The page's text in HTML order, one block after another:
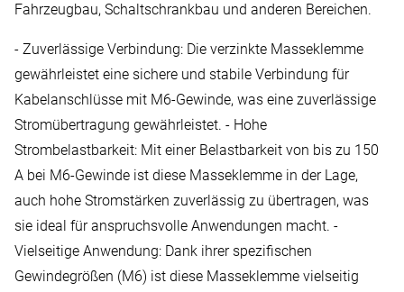
Fahrzeugbau, Schaltschrankbau und anderen Bereichen.
- Zuverlässige Verbindung: Die verzinkte Masseklemme
gewährleistet eine sichere und stabile Verbindung für
Kabelanschlüsse mit M6-Gewinde, was eine zuverlässige
Stromübertragung gewährleistet. - Hohe
Strombelastbarkeit: Mit einer Belastbarkeit von bis zu 150
A bei M6-Gewinde ist diese Masseklemme in der Lage,
auch hohe Stromstärken zuverlässig zu übertragen, was
sie ideal für anspruchsvolle Anwendungen macht. -
Vielseitige Anwendung: Dank ihrer spezifischen
Gewindegrößen (M6) ist diese Masseklemme vielseitig